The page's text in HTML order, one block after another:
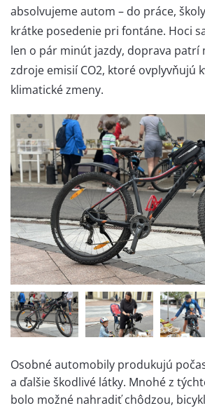
absolvujeme autom – do práce,
krátke posedenie pri fontáne. Hoci
len o pár minút jazdy, doprava patrí
zdroje emisií CO2, ktoré ovplyvňujú
klimatické zmeny.
Osobné automobily produkujú
a ďalšie škodlivé látky. Mnohé z
bolo možné nahradiť chôdzou,